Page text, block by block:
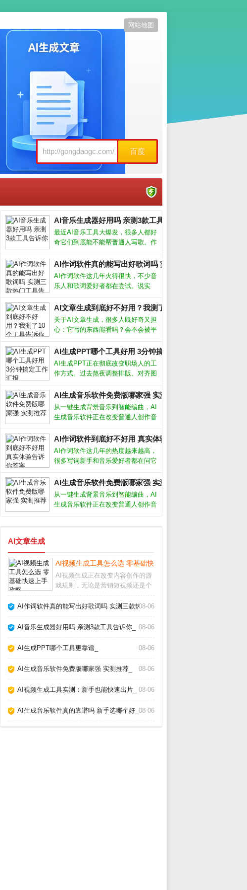
百度
网站地图
AI音乐生成器好用吗 亲测3款工具告诉你_
最近AI音乐工具大爆发，很多人都好
奇它们到底能不能帮普通人写歌。作
者，我发现现在的AI音乐生成器已经
能产出相当完整的伴奏和人声，但离
完美还有距离。下面分享我的实测经
AI作词软件真的能写出好歌词吗 实测三款热门工具告诉你
AI作词软件这几年火得很快，不少音
乐人和歌词爱好者都在尝试。说实
词讲究情感和意境，机器能懂吗？但
用了十几款工具后，我发现它们确实
能提供灵感，甚至写出令人惊艳的句
AI文章生成到底好不好用？我测了10个工具告诉你真相_
关于AI文章生成，很多人既好奇又担
心：它写的东西能看吗？会不会被平
我实测了市面上主流工具，发现它并
非万能，但用对方法确实能大幅提升
写作效率。关键在于理解它的能力和
AI生成PPT哪个工具好用 3分钟搞定工作汇报_
AI生成PPT正在彻底改变职场人的工
作方式。过去熬夜调整排版、对齐图
就能完成。从实际体验来看，这类工
具并非简单套模板，而是根据文字内
容自动生成逻辑清晰、设计专业的幻
AI生成音乐软件免费版哪家强 实测推荐_
从一键生成背景音乐到智能编曲，AI
生成音乐软件正在改变普通人创作音
游戏开发者还是音乐爱好者，这些工
具都能帮你快速产出免版税的原创配
乐。但面对市面上层出不穷的软件，
AI作词软件到底好不好用 真实体验告诉你答案_
AI作词软件这几年的热度越来越高，
很多写词新手和音乐爱好者都在问它
验来看，它确实能帮我们快速生成歌
词框架，但要想写出真正打动人心的
句子，还得靠人工打磨。AI作词软件
AI生成音乐软件免费版哪家强 实测推荐_
从一键生成背景音乐到智能编曲，AI
生成音乐软件正在改变普通人创作音
款文章_
AI文章生成
AI视频生成工具怎么选 零基础快速上手攻略_
AI视频生成正在改变内容创作的游
戏规则，无论是营销短视频还是个
高质量画面。作为长期使用各类AI
方法，效率能提升十倍以上。AI视
AI作词软件真的能写出好歌词吗 实测三款热门工具告诉你答案_
08-06
AI音乐生成器好用吗 亲测3款工具告诉你_ 08-06
AI生成PPT哪个工具更靠谱_ 08-06
AI生成音乐软件免费版哪家强 实测推荐_ 08-06
AI视频生成工具实测：新手也能快速出片_ 08-06
AI生成音乐软件真的靠谱吗 新手选哪个好_ 08-06